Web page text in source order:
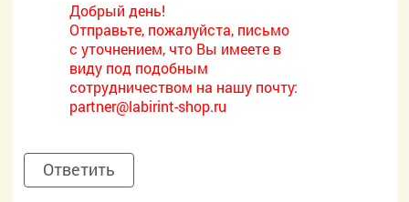
Добрый день!
Отправьте, пожалуйста, письмо
с уточнением, что Вы имеете в
виду под подобным
сотрудничеством на нашу почту:
partner@labirint-shop.ru
Ответить